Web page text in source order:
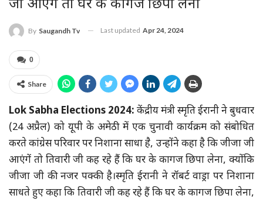
जी आएंगें तो घर के कागज छिपा लेना
By Saugandh Tv Last updated Apr 24, 2024
0
Share
Lok Sabha Elections 2024: केंद्रीय मंत्री स्मृति ईरानी ने बुधवार
(24 अप्रैल) को यूपी के अमेठी में एक चुनावी कार्यक्रम को संबोधित
करते कांग्रेस परिवार पर निशाना साधा है, उन्होंने कहा है कि जीजा जी
आएंगें तो तिवारी जी कह रहे हैं कि घर के कागज छिपा लेना, क्योंकि
जीजा जी की नजर पक्की है।स्मृति ईरानी ने रॉबर्ट वाड्रा पर निशाना
साधते हुए कहा कि तिवारी जी कह रहे हैं कि घर के कागज छिपा लेना,